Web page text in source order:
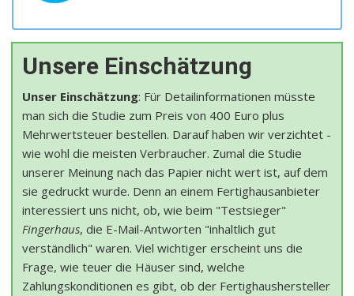
Unsere Einschätzung
Unser Einschätzung: Für Detailinformationen müsste
man sich die Studie zum Preis von 400 Euro plus
Mehrwertsteuer bestellen. Darauf haben wir verzichtet -
wie wohl die meisten Verbraucher. Zumal die Studie
unserer Meinung nach das Papier nicht wert ist, auf dem
sie gedruckt wurde. Denn an einem Fertighausanbieter
interessiert uns nicht, ob, wie beim "Testsieger"
Fingerhaus, die E-Mail-Antworten "inhaltlich gut
verständlich" waren. Viel wichtiger erscheint uns die
Frage, wie teuer die Häuser sind, welche
Zahlungskonditionen es gibt, ob der Fertighaushersteller